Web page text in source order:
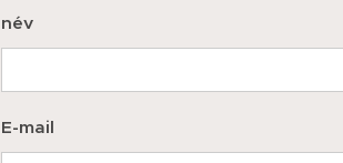
név
E-mail